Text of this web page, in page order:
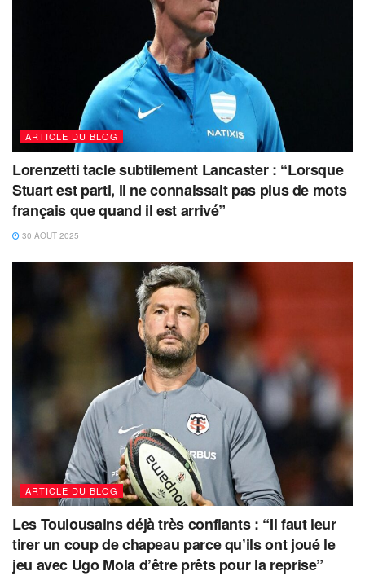
ARTICLE DU BLOG
Lorenzetti tacle subtilement Lancaster : “Lorsque
Stuart est parti, il ne connaissait pas plus de mots
français que quand il est arrivé”
30 AOÛT 2025
ARTICLE DU BLOG
Les Toulousains déjà très confiants : “Il faut leur
tirer un coup de chapeau parce qu’ils ont joué le
jeu avec Ugo Mola d’être prêts pour la reprise”